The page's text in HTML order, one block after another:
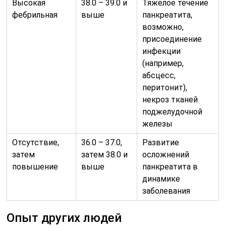
Высокая
фебрильная
38.0 – 39.0 и
выше
Тяжелое течение
панкреатита,
возможно,
присоединение
инфекции
(например,
абсцесс,
перитонит),
некроз тканей
поджелудочной
железы
Отсутствие,
затем
повышение
36.0 – 37.0,
затем 38.0 и
выше
Развитие
осложнений
панкреатита в
динамике
заболевания
Опыт других людей